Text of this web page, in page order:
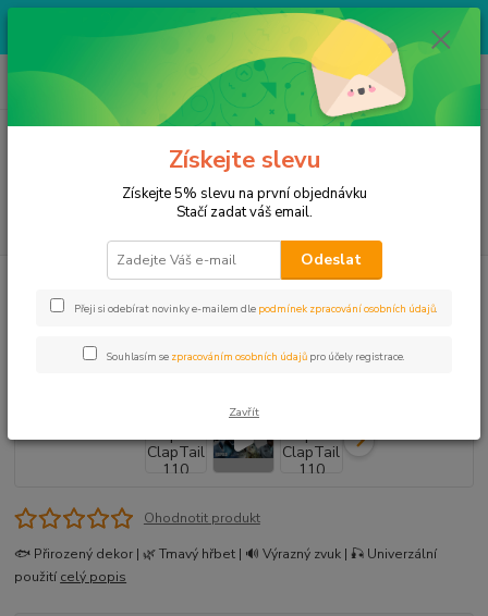
Výprodej skladových zásob za bezva ceny. Více v kategorii VÝPRODEJ.
Na produkty v této kategorii nelze uplatnit žádné slevy.
CZK
+ 420 774 666 665
Po-Pa 8:30-12:00/13:00-17:00, So 8:30-12:00
za
Rapala nástrahy ClapTail Rapala ClapTail 110 BBSD
Rapala ClapTail 110 BBSD
Ohodnotit produkt
🐟 Přirozený dekor | 🌿 Tmavý hřbet | 🔊 Výrazný zvuk | 🎣 Univerzální
použití celý popis
Získejte slevu
Získejte 5% slevu na první objednávku
Stačí zadat váš email.
Odeslat
Přeji si odebírat novinky e-mailem dle podmínek zpracování osobních údajů.
Souhlasím se zpracováním osobních údajů pro účely registrace.
Zavřít